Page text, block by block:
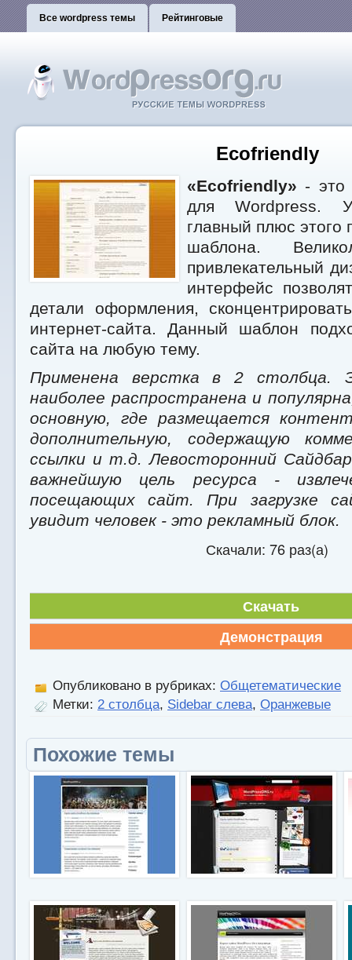
Все wordpress темы Рейтинговые
Ecofriendly
«Ecofriendly» - это
для Wordpress.
главный плюс этого
шаблона.
привлекательный
интерфейс
детали оформления,
интернет-сайта. Данный шаблон
сайта на любую тему.
Применена верстка в 2 столбца.
наиболее распространена и
основную, где размещается
дополнительную, содержащую
ссылки и т.д. Левосторонний
важнейшую цель ресурса -
посещающих сайт. При загрузке
увидит человек - это рекламный блок.
Скачали: 76 раз(а)
Скачать
Демонстрация
Опубликовано в рубриках: Общетематические
Метки: 2 столбца, Sidebar слева, Оранжевые
Похожие темы